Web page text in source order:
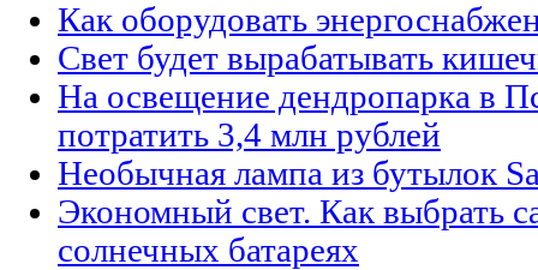
Как оборудовать
Свет будет вырабатывать
На освещение дендропарка в
потратить 3,4 млн рублей
Необычная лампа из бутылок
Экономный свет. Как выбрать
солнечных батареях